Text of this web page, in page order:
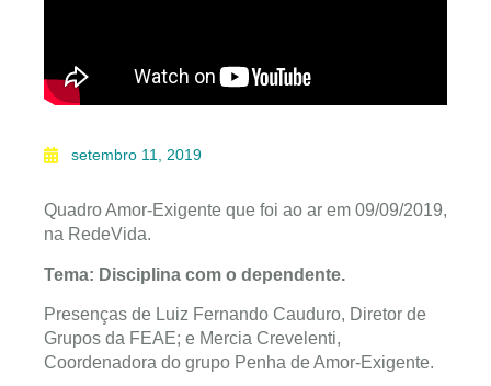
setembro 11, 2019
Quadro Amor-Exigente que foi ao ar em 09/09/2019,
na RedeVida.
Tema: Disciplina com o dependente.
Presenças de Luiz Fernando Cauduro, Diretor de
Grupos da FEAE; e Mercia Crevelenti,
Coordenadora do grupo Penha de Amor-Exigente.